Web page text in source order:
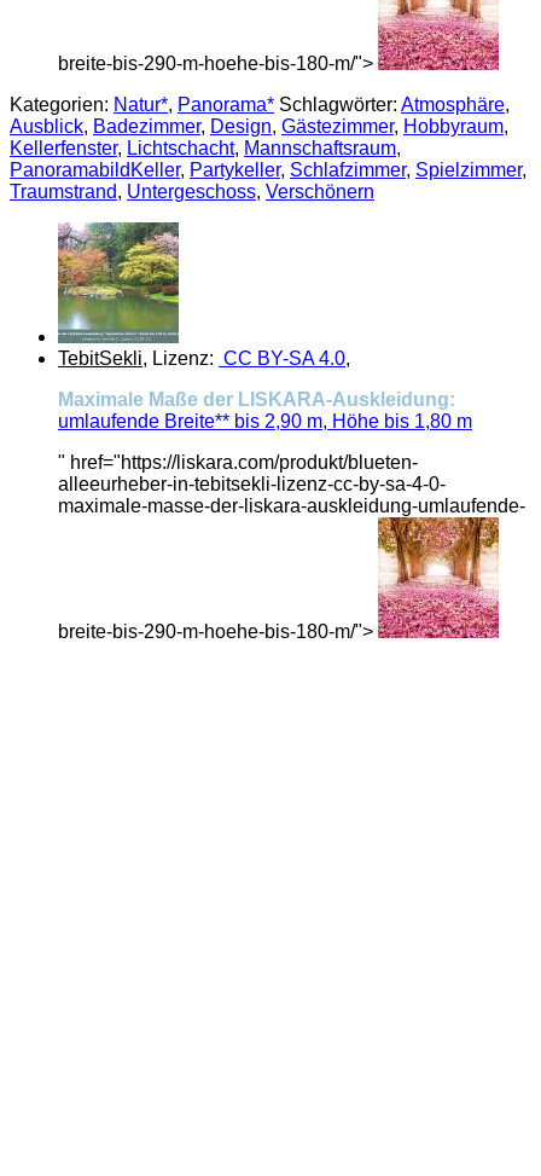
breite-bis-290-m-hoehe-bis-180-m/">
Kategorien: Natur*, Panorama* Schlagwörter: Atmosphäre,
Ausblick, Badezimmer, Design, Gästezimmer, Hobbyraum,
Kellerfenster, Lichtschacht, Mannschaftsraum,
PanoramabildKeller, Partykeller, Schlafzimmer, Spielzimmer,
Traumstrand, Untergeschoss, Verschönern
TebitSekli, Lizenz: CC BY-SA 4.0,
Maximale Maße der LISKARA-Auskleidung:
umlaufende Breite** bis 2,90 m, Höhe bis 1,80 m
" href="https://liskara.com/produkt/blueten-
alleeurheber-in-tebitsekli-lizenz-cc-by-sa-4-0-
maximale-masse-der-liskara-auskleidung-umlaufende-
breite-bis-290-m-hoehe-bis-180-m/">